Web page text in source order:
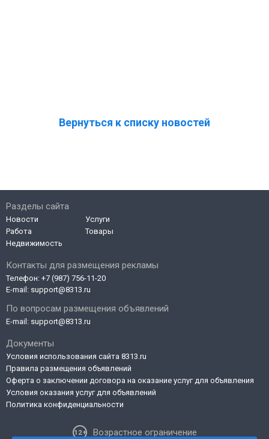
Вернуться к списку новостей
Контакты для размещения рекламы
Телефон: +7 (987) 756-11-20
E-mail: support@8313.ru
По вопросам размещения объявлений
E-mail: support@8313.ru
Документы
Условия использования сайта 8313.ru
Правила размещения объявлений
Оферта о заключении договора на оказание услуг для объявления
Условия оказания услуг для объявлений
Политика конфиденциальности
Возрастное ограничение
Разделы сайта
Новости
Работа
Недвижимость
Услуги
Товары